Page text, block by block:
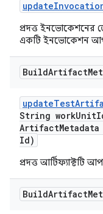
update
প্রদত্ত ইনভোকেশনের
একটি ইনভোকেশন
BuildArtifact
updateTest
String workUnit
Artifact
Id)
প্রদত্ত আর্টিফ্যাক্টটি
BuildArtifact